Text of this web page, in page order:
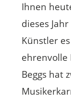
Ihnen
dieses
Künstler
ehrenvolle
Beggs hat